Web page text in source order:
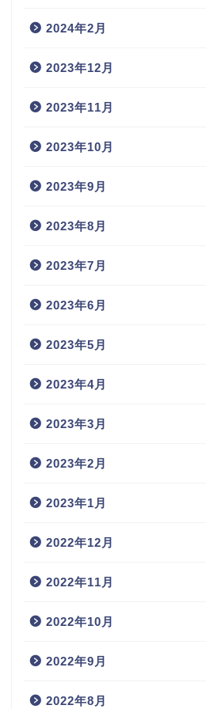
2024年2月
2023年12月
2023年11月
2023年10月
2023年9月
2023年8月
2023年7月
2023年6月
2023年5月
2023年4月
2023年3月
2023年2月
2023年1月
2022年12月
2022年11月
2022年10月
2022年9月
2022年8月